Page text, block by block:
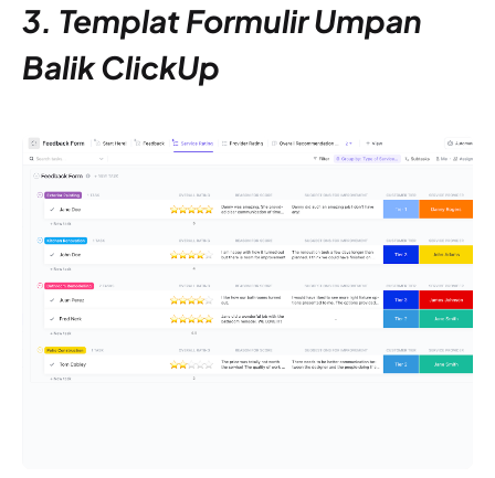
3. Templat Formulir Umpan
Balik ClickUp